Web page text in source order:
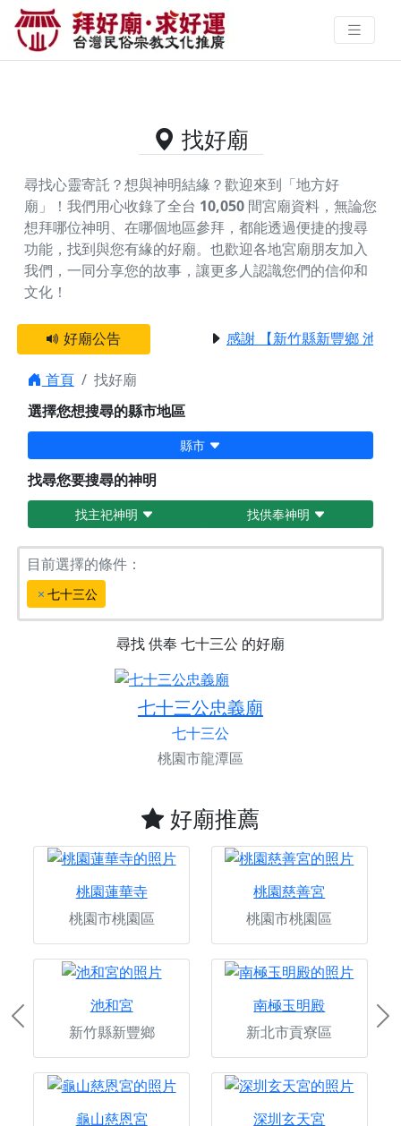
供奉七十三公的好廟資料｜拜好廟
求好運 找到與您有緣的信仰
找好廟
尋找心靈寄託？想與神明結緣？歡迎來到「地方好
廟」！我們用心收錄了全台 10,050 間宮廟資料，無論您
想拜哪位神明、在哪個地區參拜，都能透過便捷的搜尋
功能，找到與您有緣的好廟。 也歡迎各地宮廟朋友加入
我們，一同分享您的故事，讓更多人認識您們的信仰和
文化！
好廟公告 感謝 【新竹縣新豐鄉 池和
首頁
找好廟
選擇您想搜尋的縣市地區
縣市
找尋您要搜尋的神明
找主祀神明 找供奉神明
目前選擇的條件：
七十三公
尋找供奉 七十三公 的好廟
七十三公忠義廟
七十三公
桃園市龍潭區
好廟推薦
桃園蓮華寺
桃園市桃園區
桃園慈善宮
桃園市桃園區
池和宮
新竹縣新豐鄉
南極玉明殿
新北市貢寮區
龜山慈恩宮
深圳玄天宮
Previous